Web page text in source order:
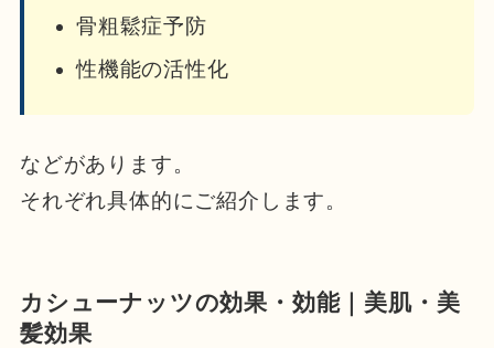
骨粗鬆症予防
性機能の活性化
などがあります。
それぞれ具体的にご紹介します。
カシューナッツの効果・効能｜美肌・美
髪効果